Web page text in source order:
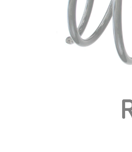
Tvar
pružiny
pružina s
konstatním
průměrem
Vnější
průměr
137 mm
12,50 mm